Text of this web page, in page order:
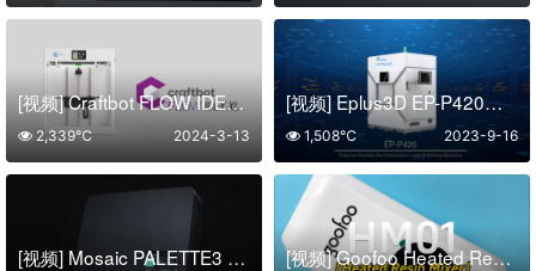
[视频] Craftbot FLOW IDEX XL：大幅面双挤出FDM 3D打印机 支持可溶性材料
2024-3-13
2,339℃
[视频] Eplus3D EP-P420尼龙3D打印机
2023-9-16
1,508℃
[视频] Mosaic PALETTE3 Pro：帮助你简单实现多色多材料3D打印 [视频] Goofoo Heated Resin Mixer HM01：打印前树脂摇匀加热机